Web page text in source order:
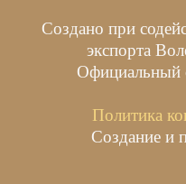
Создано при
экспорта
Официальный
Политика
Создание и